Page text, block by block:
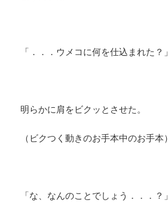
「．．．ウメコに何を仕込まれた？」
明らかに肩をビクッとさせた。
（ビクつく動きのお手本中のお手本）
「な、なんのことでしょう．．．？」